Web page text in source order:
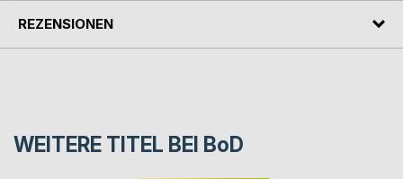
REZENSIONEN
WEITERE TITEL BEI BoD